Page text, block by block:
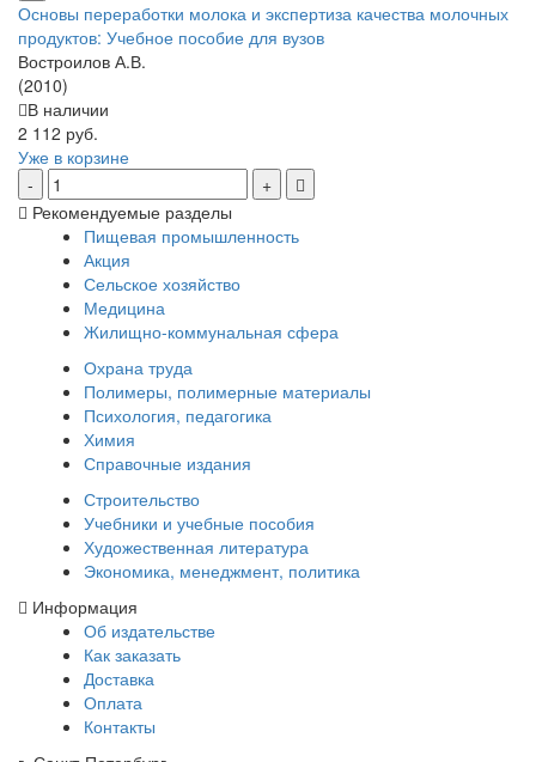
Основы переработки молока и экспертиза качества молочных
продуктов: Учебное пособие для вузов
Востроилов А.В.
(2010)
В наличии
2 112 руб.
Уже в корзине
Рекомендуемые разделы
Пищевая промышленность
Акция
Сельское хозяйство
Медицина
Жилищно-коммунальная сфера
Охрана труда
Полимеры, полимерные материалы
Психология, педагогика
Химия
Справочные издания
Строительство
Учебники и учебные пособия
Художественная литература
Экономика, менеджмент, политика
Информация
Об издательстве
Как заказать
Доставка
Оплата
Контакты